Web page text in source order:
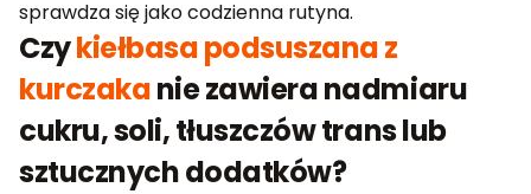
sprawdza się jako codzienna rutyna.
Czykiełbasa podsuszana z
kurczakanie zawiera nadmiaru
cukru, soli, tłuszczów trans lub
sztucznych dodatków?